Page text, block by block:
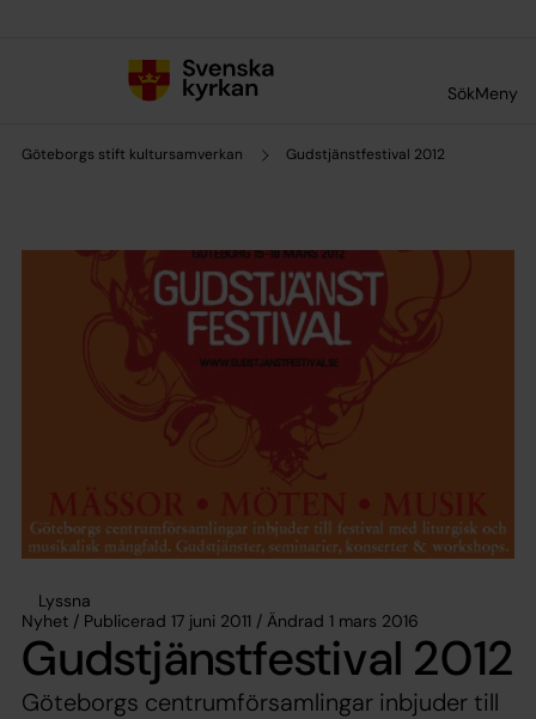
SökMeny
Göteborgs stift kultursamverkan Gudstjänstfestival 2012
Lyssna
Nyhet / Publicerad 17 juni 2011 / Ändrad 1 mars 2016
Gudstjänstfestival 2012
Göteborgs centrumförsamlingar inbjuder till